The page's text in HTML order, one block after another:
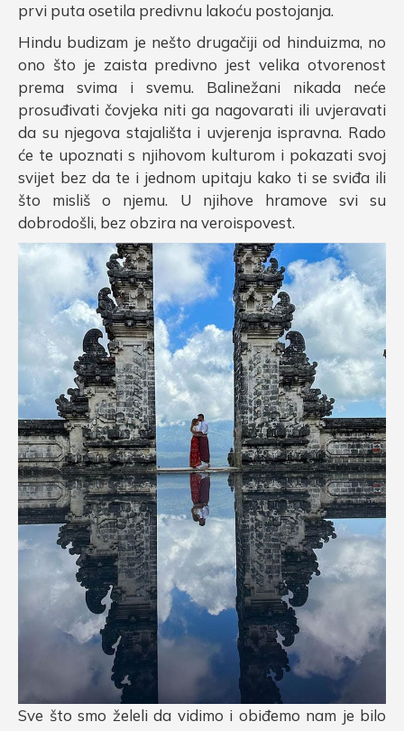
prvi puta osetila predivnu lakoću postojanja.
Hindu budizam je nešto drugačiji od hinduizma, no
ono što je zaista predivno jest velika otvorenost
prema svima i svemu. Balinežani nikada neće
prosuđivati čovjeka niti ga nagovarati ili uvjeravati
da su njegova stajališta i uvjerenja ispravna. Rado
će te upoznati s njihovom kulturom i pokazati svoj
svijet bez da te i jednom upitaju kako ti se sviđa ili
što misliš o njemu. U njihove hramove svi su
dobrodošli, bez obzira na veroispovest.
Sve što smo želeli da vidimo i obiđemo nam je bilo